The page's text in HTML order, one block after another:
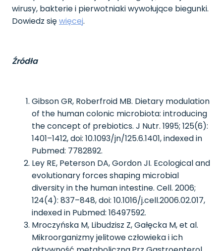
wirusy, bakterie i pierwotniaki wywołujące biegunki.
Dowiedz sięwięcej.
Źródła
Gibson GR, Roberfroid MB. Dietary modulation
of the human colonic microbiota: introducing
the concept of prebiotics. J Nutr. 1995; 125(6):
1401–1412, doi: 10.1093/jn/125.6.1401, indexed in
Pubmed: 7782892.
Ley RE, Peterson DA, Gordon JI. Ecological and
evolutionary forces shaping microbial
diversity in the human intestine. Cell. 2006;
124(4): 837–848, doi: 10.1016/j.cell.2006.02.017,
indexed in Pubmed: 16497592.
Mroczyńska M, Libudzisz Z, Gałęcka M, et al.
Mikroorganizmy jelitowe człowieka i ich